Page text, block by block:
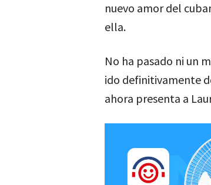
nuevo amor del
ella.
No ha pasado ni un
ido definitivamente
ahora presenta a